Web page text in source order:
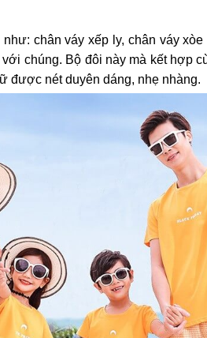
chân váy xếp ly, chân váy
chúng. Bộ đôi này mà kết hợp
được nét duyên dáng, nhẹ nhàng.